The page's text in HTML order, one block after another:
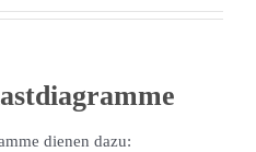
dienen dazu: